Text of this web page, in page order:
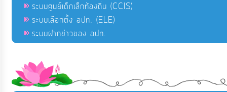
ระบบศูนย์เด็กเล็กท้องถิ่น (CCIS)
ระบบเลือกตั้ง อปท. (ELE)
ระบบฝากข่าวของ อปท.